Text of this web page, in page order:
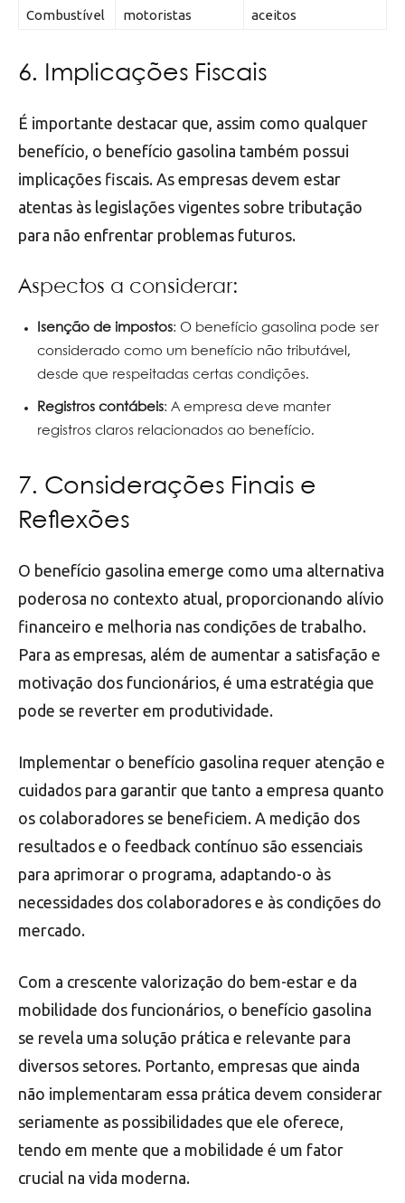
Combustível
motoristas
aceitos
6. Implicações Fiscais
É importante destacar que, assim como qualquer
benefício, o benefício gasolina também possui
implicações fiscais. As empresas devem estar
atentas às legislações vigentes sobre tributação
para não enfrentar problemas futuros.
Aspectos a considerar:
Isenção de impostos: O benefício gasolina pode ser
considerado como um benefício não tributável,
desde que respeitadas certas condições.
Registros contábeis: A empresa deve manter
registros claros relacionados ao benefício.
7. Considerações Finais e
Reflexões
O benefício gasolina emerge como uma alternativa
poderosa no contexto atual, proporcionando alívio
financeiro e melhoria nas condições de trabalho.
Para as empresas, além de aumentar a satisfação e
motivação dos funcionários, é uma estratégia que
pode se reverter em produtividade.
Implementar o benefício gasolina requer atenção e
cuidados para garantir que tanto a empresa quanto
os colaboradores se beneficiem. A medição dos
resultados e o feedback contínuo são essenciais
para aprimorar o programa, adaptando-o às
necessidades dos colaboradores e às condições do
mercado.
Com a crescente valorização do bem-estar e da
mobilidade dos funcionários, o benefício gasolina
se revela uma solução prática e relevante para
diversos setores. Portanto, empresas que ainda
não implementaram essa prática devem considerar
seriamente as possibilidades que ele oferece,
tendo em mente que a mobilidade é um fator
crucial na vida moderna.